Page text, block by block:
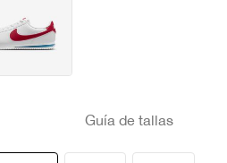
Guía de tallas